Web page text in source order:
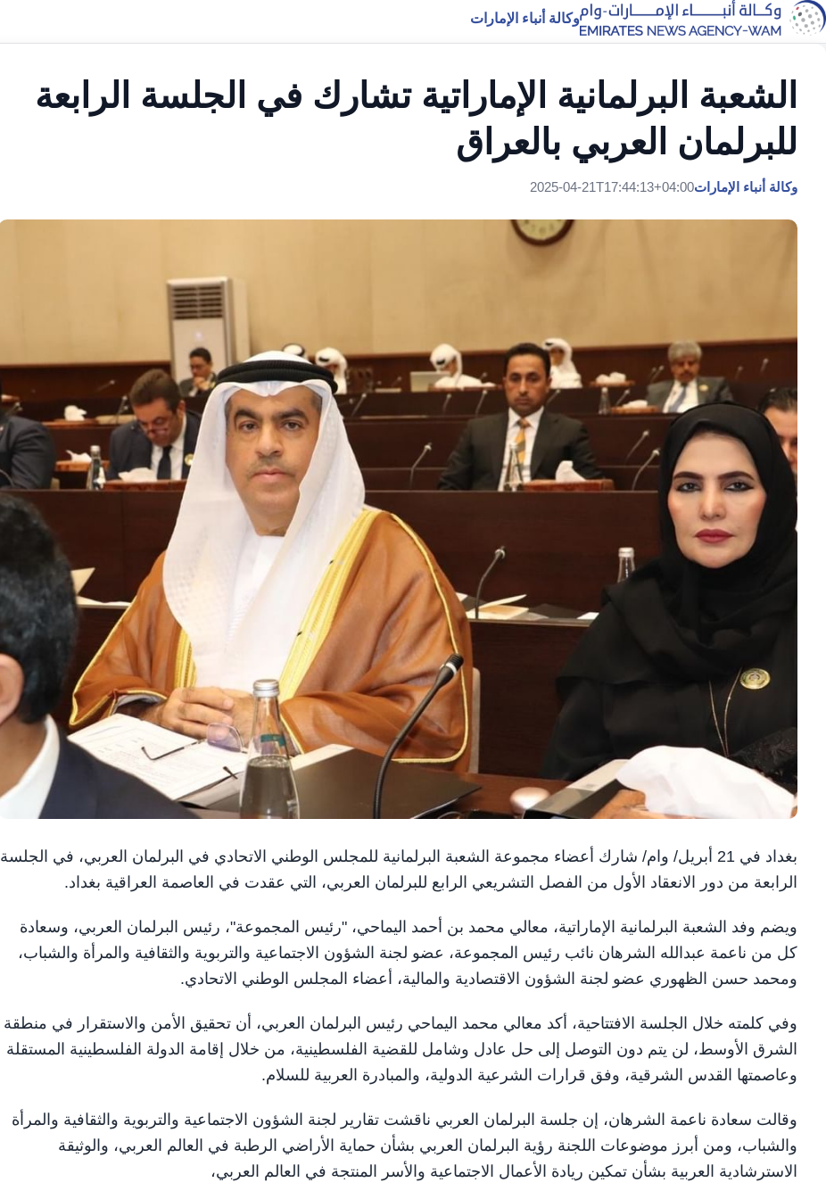
وكالة أنباء الإمارات
الشعبة البرلمانية الإماراتية تشارك في الجلسة الرابعة
للبرلمان العربي بالعراق
وكالة أنباء الإمارات2025-04-21T17:44:13+04:00
بغداد في 21 أبريل/ وام/ شارك أعضاء مجموعة الشعبة البرلمانية للمجلس الوطني الاتحادي في البرلمان العربي، في الجلسة
الرابعة من دور الانعقاد الأول من الفصل التشريعي الرابع للبرلمان العربي، التي عقدت في العاصمة العراقية بغداد.
ويضم وفد الشعبة البرلمانية الإماراتية، معالي محمد بن أحمد اليماحي، "رئيس المجموعة"، رئيس البرلمان العربي، وسعادة
كل من ناعمة عبدالله الشرهان نائب رئيس المجموعة، عضو لجنة الشؤون الاجتماعية والتربوية والثقافية والمرأة والشباب،
ومحمد حسن الظهوري عضو لجنة الشؤون الاقتصادية والمالية، أعضاء المجلس الوطني الاتحادي.
وفي كلمته خلال الجلسة الافتتاحية، أكد معالي محمد اليماحي رئيس البرلمان العربي، أن تحقيق الأمن والاستقرار في منطقة
الشرق الأوسط، لن يتم دون التوصل إلى حل عادل وشامل للقضية الفلسطينية، من خلال إقامة الدولة الفلسطينية المستقلة
وعاصمتها القدس الشرقية، وفق قرارات الشرعية الدولية، والمبادرة العربية للسلام.
وقالت سعادة ناعمة الشرهان، إن جلسة البرلمان العربي ناقشت تقارير لجنة الشؤون الاجتماعية والتربوية والثقافية والمرأة
والشباب، ومن أبرز موضوعات اللجنة رؤية البرلمان العربي بشأن حماية الأراضي الرطبة في العالم العربي، والوثيقة
الاسترشادية العربية بشأن تمكين ريادة الأعمال الاجتماعية والأسر المنتجة في العالم العربي،